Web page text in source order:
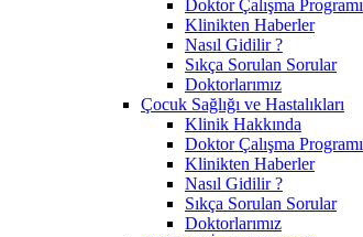
Doktor Çalışma Programı
Klinikten Haberler
Nasıl Gidilir ?
Sıkça Sorulan Sorular
Doktorlarımız
Çocuk Sağlığı ve Hastalıkları
Klinik Hakkında
Doktor Çalışma Programı
Klinikten Haberler
Nasıl Gidilir ?
Sıkça Sorulan Sorular
Doktorlarımız